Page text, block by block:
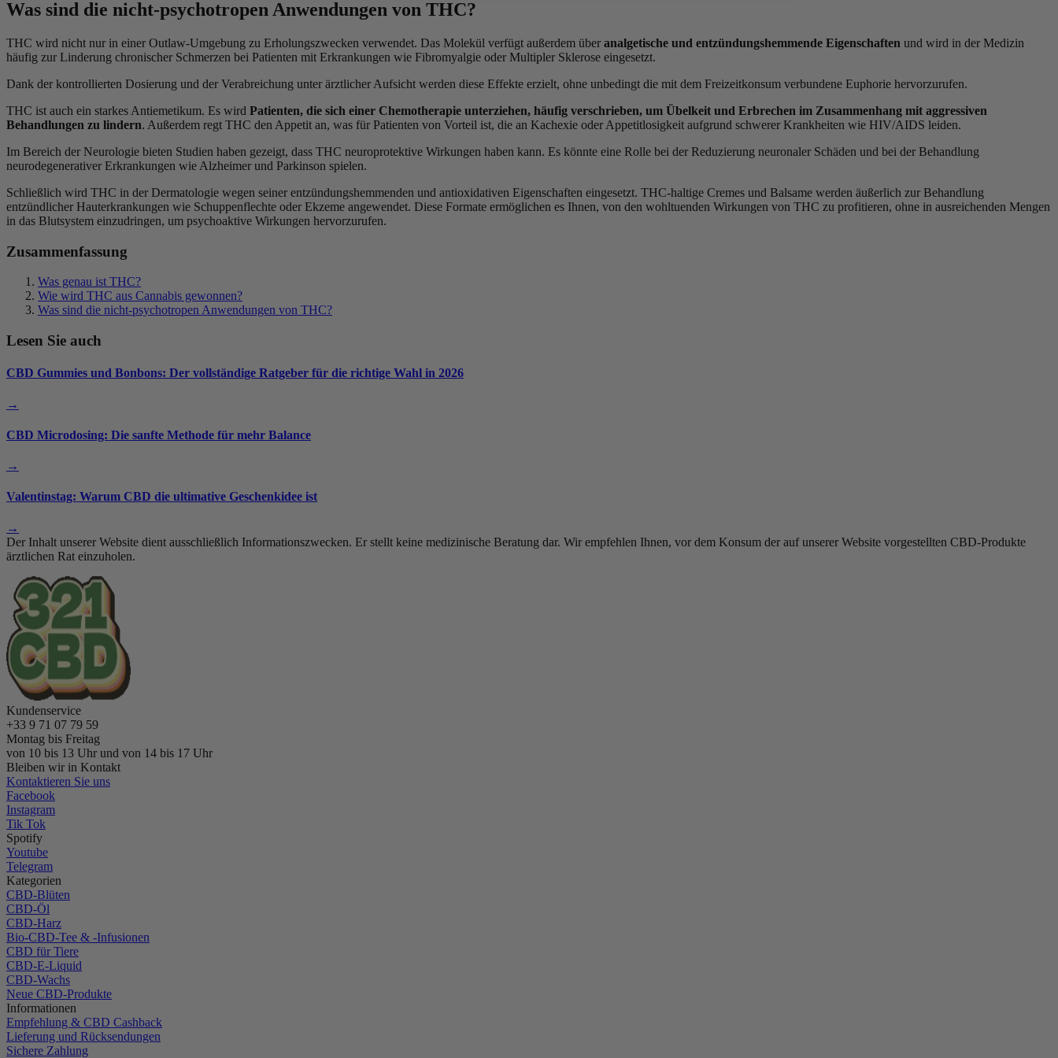
Was sind die nicht-psychotropen Anwendungen von THC?
THC wird nicht nur in einer Outlaw-Umgebung zu Erholungszwecken verwendet. Das Molekül verfügt außerdem über analgetische und entzündungshemmende Eigenschaften und wird in der Medizin
häufig zur Linderung chronischer Schmerzen bei Patienten mit Erkrankungen wie Fibromyalgie oder Multipler Sklerose eingesetzt.
Dank der kontrollierten Dosierung und der Verabreichung unter ärztlicher Aufsicht werden diese Effekte erzielt, ohne unbedingt die mit dem Freizeitkonsum verbundene Euphorie hervorzurufen.
THC ist auch ein starkes Antiemetikum. Es wird Patienten, die sich einer Chemotherapie unterziehen, häufig verschrieben, um Übelkeit und Erbrechen im Zusammenhang mit aggressiven
Behandlungen zu lindern. Außerdem regt THC den Appetit an, was für Patienten von Vorteil ist, die an Kachexie oder Appetitlosigkeit aufgrund schwerer Krankheiten wie HIV/AIDS leiden.
Im Bereich der Neurologie bieten Studien haben gezeigt, dass THC neuroprotektive Wirkungen haben kann. Es könnte eine Rolle bei der Reduzierung neuronaler Schäden und bei der Behandlung
neurodegenerativer Erkrankungen wie Alzheimer und Parkinson spielen.
Schließlich wird THC in der Dermatologie wegen seiner entzündungshemmenden und antioxidativen Eigenschaften eingesetzt. THC-haltige Cremes und Balsame werden äußerlich zur Behandlung
entzündlicher Hauterkrankungen wie Schuppenflechte oder Ekzeme angewendet. Diese Formate ermöglichen es Ihnen, von den wohltuenden Wirkungen von THC zu profitieren, ohne in ausreichenden Mengen
in das Blutsystem einzudringen, um psychoaktive Wirkungen hervorzurufen.
Zusammenfassung
Was genau ist THC?
Wie wird THC aus Cannabis gewonnen?
Was sind die nicht-psychotropen Anwendungen von THC?
Lesen Sie auch
CBD Gummies und Bonbons: Der vollständige Ratgeber für die richtige Wahl in 2026
→
CBD Microdosing: Die sanfte Methode für mehr Balance
→
Valentinstag: Warum CBD die ultimative Geschenkidee ist
→
Der Inhalt unserer Website dient ausschließlich Informationszwecken. Er stellt keine medizinische Beratung dar. Wir empfehlen Ihnen, vor dem Konsum der auf unserer Website vorgestellten CBD-Produkte
ärztlichen Rat einzuholen.
Kundenservice
+33 9 71 07 79 59
Montag bis Freitag
von 10 bis 13 Uhr und von 14 bis 17 Uhr
Bleiben wir in Kontakt
Kontaktieren Sie uns
Facebook
Instagram
Tik Tok
Spotify
Youtube
Telegram
Kategorien
CBD-Blüten
CBD-Öl
CBD-Harz
Bio-CBD-Tee & -Infusionen
CBD für Tiere
CBD-E-Liquid
CBD-Wachs
Neue CBD-Produkte
Informationen
Empfehlung & CBD Cashback
Lieferung und Rücksendungen
Sichere Zahlung